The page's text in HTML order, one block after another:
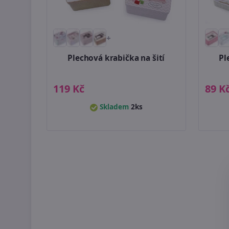
+
Plechová krabička na šití
119 Kč
Skladem 2ks
89